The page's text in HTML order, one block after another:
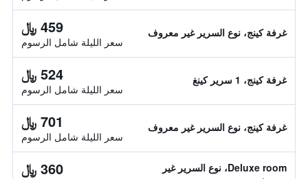
غرفة كينج، نوع السرير غير معروف 459 ﷼
سعر الليلة شامل الرسوم
غرفة كينج، 1 سرير كينغ 524 ﷼
سعر الليلة شامل الرسوم
غرفة كينج، نوع السرير غير معروف 701 ﷼
سعر الليلة شامل الرسوم
Deluxe room، نوع السرير غير
360 ﷼